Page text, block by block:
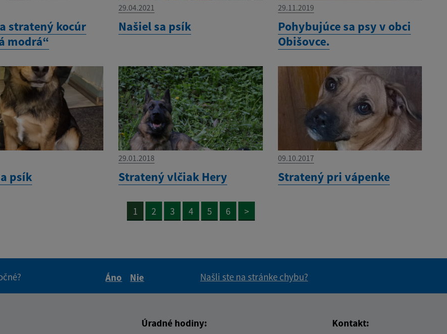
stratený kocúr
modrá“
29.04.2021
Našiel sa psík
29.11.2019
Pohybujúce sa psy v obci
Obišovce.
psík
29.01.2018
Stratený vlčiak Hery
09.10.2017
Stratený pri vápenke
1 2 3 4 5 6 >
Áno
Nie
Našli ste na stránke chybu?
Úradné hodiny: Kontakt: